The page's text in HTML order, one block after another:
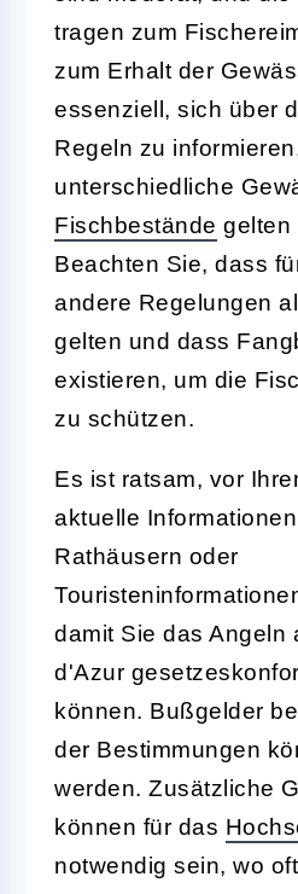
tragen zum
zum Erhalt der
essenziell, sich über
Regeln zu
unterschiedliche
Fischbestände gelten
Beachten Sie, dass
andere Regelungen
gelten und dass
existieren, um die
zu schützen.
Es ist ratsam, vor
aktuelle
Rathäusern oder
damit Sie das Angeln
d'Azur
können. Bußgelder
der Bestimmungen
werden. Zusätzliche
können für das
notwendig sein, wo